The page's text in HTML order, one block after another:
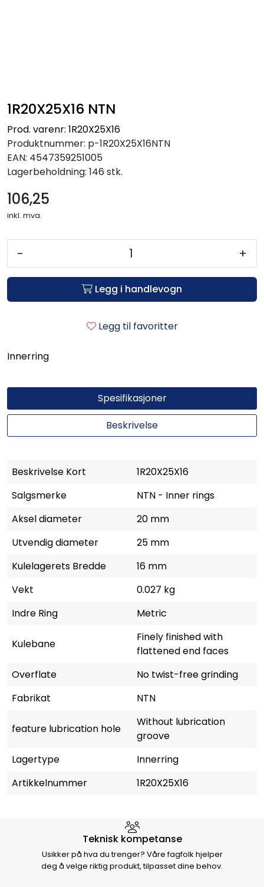
1R20X25X16 NTN
Prod. varenr: 1R20X25X16
Produktnummer: p-1R20X25X16NTN
EAN: 4547359251005
Lagerbeholdning: 146 stk.
106,25
inkl. mva.
- +
Legg i handlevogn
Legg til favoritter
Innerring
Spesifikasjoner
Beskrivelse
Beskrivelse Kort
1R20X25X16
Salgsmerke
NTN - Inner rings
Aksel diameter
20 mm
Utvendig diameter
25 mm
Kulelagerets Bredde
16 mm
Vekt
0.027 kg
Indre Ring
Metric
Kulebane
Finely finished with
flattened end faces
Overflate
No twist-free grinding
Fabrikat
NTN
feature lubrication hole
Without lubrication
groove
Lagertype
Innerring
Artikkelnummer
1R20X25X16
Hvorfor velge Storm Halvorsen
Teknisk kompetanse
Usikker på hva du trenger? Våre fagfolk hjelper
deg å velge riktig produkt, tilpasset dine behov.